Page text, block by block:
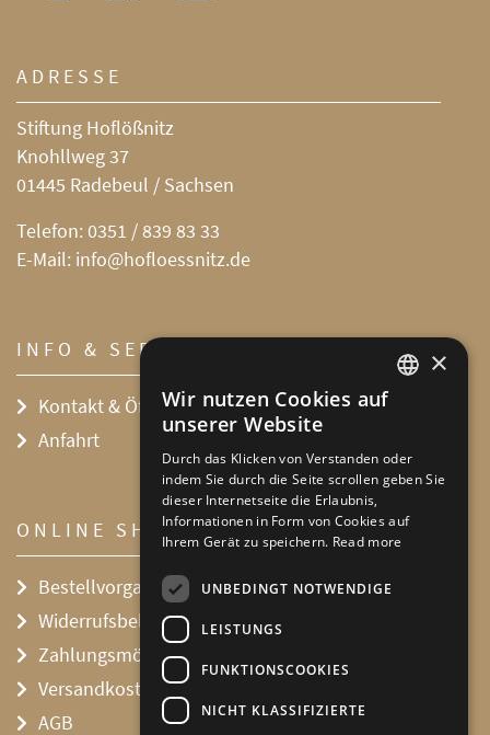
ADRESSE
Stiftung Hoflößnitz
Knohllweg 37
01445 Radebeul / Sachsen
Telefon: 0351 / 839 83 33
E-Mail: info@hofloessnitz.de
INFO & SERVICE
Kontakt & Öffnungszeiten
Anfahrt
ONLINE SHOP
Bestellvorgang
Widerrufsbelehrung
Zahlungsmöglichkeiten
Versandkosten
AGB
DEFAULT LANGUAGE
GERMAN
×
Wir nutzen Cookies auf
unserer Website
Durch das Klicken von Verstanden oder
indem Sie durch die Seite scrollen geben Sie
dieser Internetseite die Erlaubnis,
Informationen in Form von Cookies auf
Ihrem Gerät zu speichern. Read more
UNBEDINGT NOTWENDIGE
LEISTUNGS
FUNKTIONSCOOKIES
NICHT KLASSIFIZIERTE